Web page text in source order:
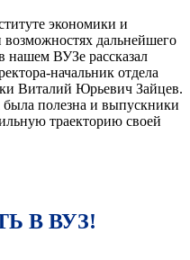
экономики и
дальнейшего
нашем ВУЗе рассказал
начальник отдела
Виталий Юрьевич Зайцев.
полезна и выпускники
траекторию своей
В ВУЗ!